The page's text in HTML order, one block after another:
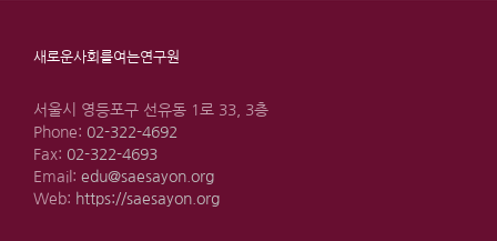
새로운사회를여는연구원
서울시 영등포구 선유동 1로 33, 3층
Phone: 02-322-4692
Fax: 02-322-4693
Email: edu@saesayon.org
Web: https://saesayon.org